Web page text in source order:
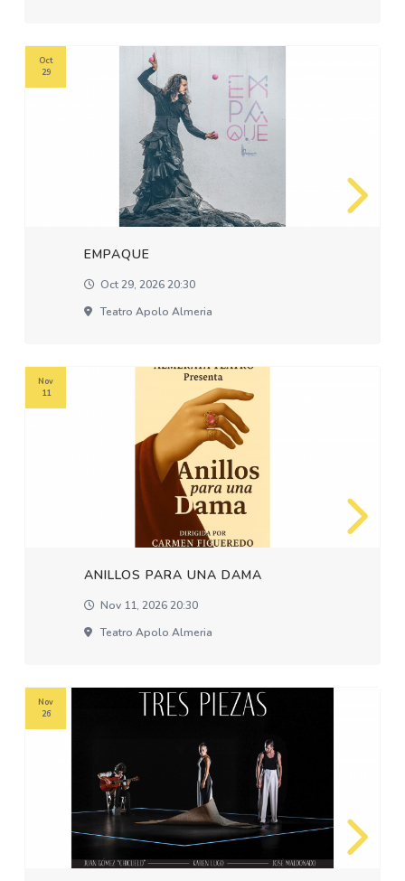
EMPAQUE
Oct 29, 2026 20:30
Teatro Apolo Almeria
Oct
29
ANILLOS PARA UNA DAMA
Nov 11, 2026 20:30
Teatro Apolo Almeria
Nov
11
Nov
26